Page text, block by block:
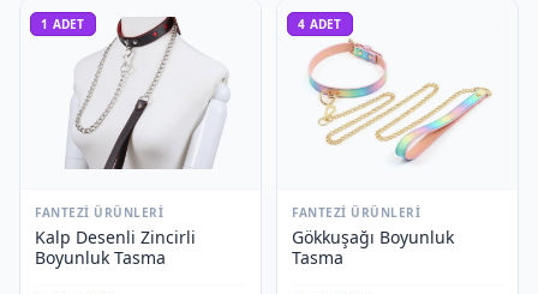
1 ADET
FANTEZI ÜRÜNLERI
Kalp Desenli Zincirli
Boyunluk Tasma
4 ADET
FANTEZI ÜRÜNLERI
Gökkuşağı Boyunluk
Tasma